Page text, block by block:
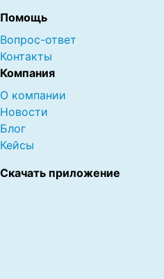
Помощь
Вопрос-ответ
Контакты
Компания
О компании
Новости
Блог
Кейсы
Скачать приложение